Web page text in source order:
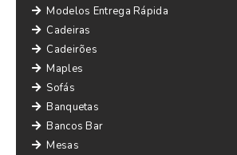
Modelos Entrega Rápida
Cadeiras
Cadeirões
Maples
Sofás
Banquetas
Bancos Bar
Mesas